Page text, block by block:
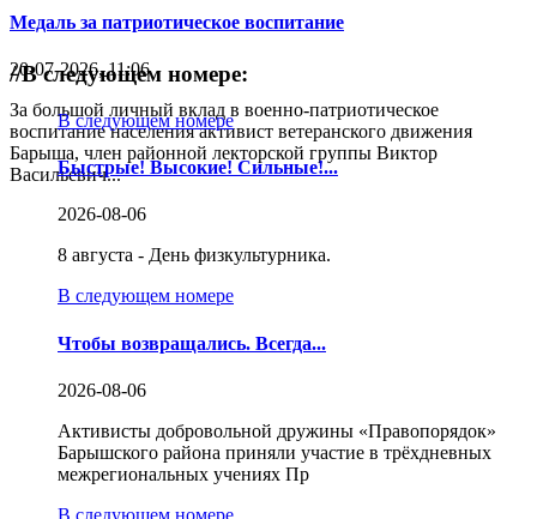
Медаль за патриотическое воспитание
20-07-2026, 11:06
За большой личный вклад в военно-патриотическое
воспитание населения активист ветеранского движения
Барыша, член районной лекторской группы Виктор
Васильевич...
//В следующем номере:
В следующем номере
Быстрые! Высокие! Сильные!...
2026-08-06
8 августа - День физкультурника.
В следующем номере
Чтобы возвращались. Всегда...
2026-08-06
Активисты добровольной дружины «Правопорядок»
Барышского района приняли участие в трёхдневных
межрегиональных учениях Пр
В следующем номере